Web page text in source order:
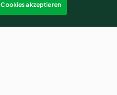
Cookies akzeptieren